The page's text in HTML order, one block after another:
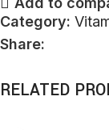
Category:
Share:
RELATED